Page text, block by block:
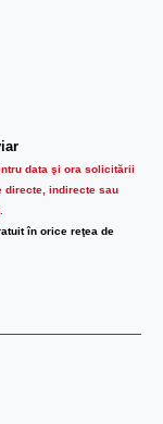
data şi ora solicitării
directe, indirecte sau
în orice reţea de